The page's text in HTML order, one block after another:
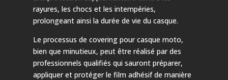
rayures, les chocs et les intempéries,
prolongeant ainsi la durée de vie du casque.
Le processus de covering pour casque moto,
bien que minutieux, peut être réalisé par des
professionnels qualifiés qui sauront préparer,
appliquer et protéger le film adhésif de manière